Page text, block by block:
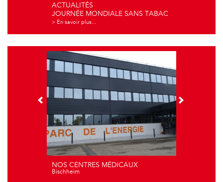
ACTUALITÉS
JOURNÉE MONDIALE SANS TABAC
> En savoir plus...
NOS CENTRES MÉDICAUX
Bischheim